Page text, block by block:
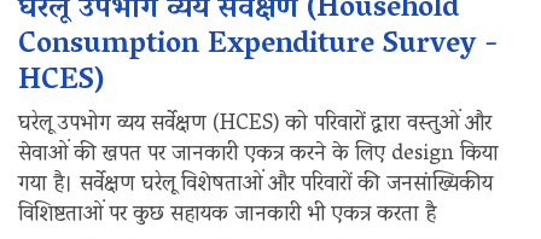
Consumption Expenditure Survey -
HCES)
घरेलू उपभोग व्यय सर्वेक्षण (HCES) को परिवारों द्वारा वस्तुओं और
सेवाओं की खपत पर जानकारी एकत्र करने के लिए design किया
गया है। सर्वेक्षण घरेलू विशेषताओं और परिवारों की जनसांख्यिकीय
विशिष्टताओं पर कुछ सहायक जानकारी भी एकत्र करता है